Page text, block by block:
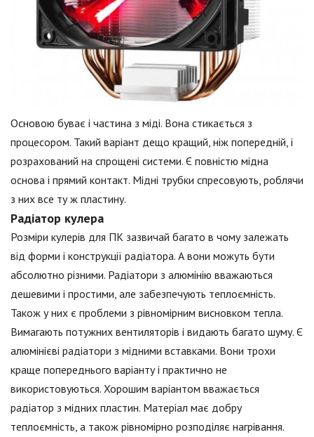
Основою буває і частина з міді. Вона стикається з
процесором. Такий варіант дещо кращий, ніж попередній, і
розрахований на спрощені системи. Є повністю мідна
основа і прямий контакт. Мідні трубки спресовують, роблячи
з них все ту ж пластину.
Радіатор кулера
Розміри кулерів для ПК зазвичай багато в чому залежать
від форми і конструкції радіатора. А вони можуть бути
абсолютно різними. Радіатори з алюмінію вважаються
дешевими і простими, але забезпечують теплоємність.
Також у них є проблеми з рівномірним висновком тепла.
Вимагають потужних вентиляторів і видають багато шуму. Є
алюмінієві радіатори з мідними вставками. Вони трохи
краще попереднього варіанту і практично не
використовуються. Хорошим варіантом вважається
радіатор з мідних пластин. Матеріал має добру
теплоємність, а також рівномірно розподіляє нагрівання.